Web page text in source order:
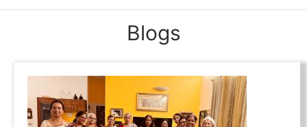
Blogs